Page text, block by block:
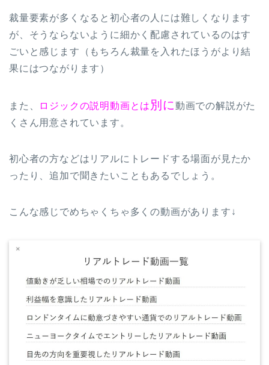
裁量要素が多くなると初心者の人には難しくなります
が、そうならないように細かく配慮されているのはす
ごいと感じます（もちろん裁量を入れたほうがより結
果にはつながります）
また、 ロジックの説明動画とは 別に動画での解説がた
くさん用意されています。
初心者の方などはリアルにトレードする場面が見たか
ったり、追加で聞きたいこともあるでしょう。
こんな感じでめちゃくちゃ多くの動画があります↓